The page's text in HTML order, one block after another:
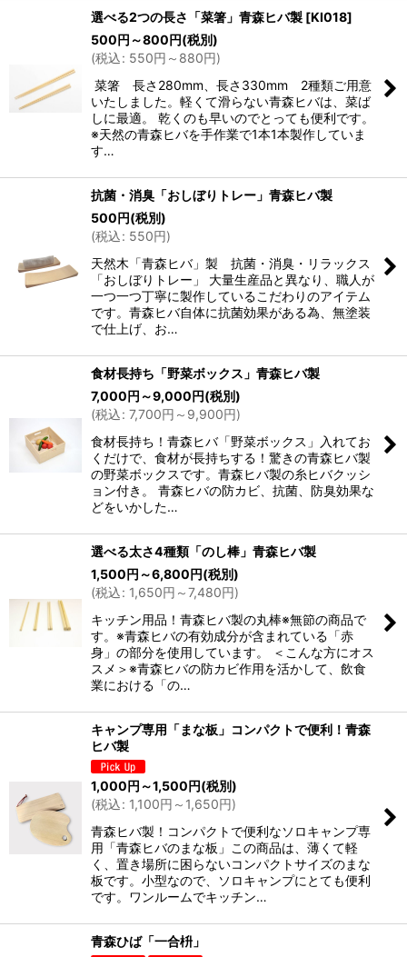
選べる2つの長さ「菜箸」青森ヒバ製 [KI018]
500円 ～800円(税別)
(税込: 550円 ～880円)
菜箸 長さ280mm、長さ330mm 2種類ご用意
いたしました。軽くて滑らない青森ヒバは、菜ば
しに最適。 乾くのも早いのでとっても便利です。
※天然の青森ヒバを手作業で1本1本製作していま
す…
抗菌・消臭「おしぼりトレー」青森ヒバ製
500円(税別)
(税込: 550円)
天然木「青森ヒバ」製 抗菌・消臭・リラックス
「おしぼりトレー」 大量生産品と異なり、職人が
一つ一つ丁寧に製作しているこだわりのアイテム
です。青森ヒバ自体に抗菌効果がある為、無塗装
で仕上げ、お…
食材長持ち「野菜ボックス」青森ヒバ製
7,000円 ～9,000円(税別)
(税込: 7,700円 ～9,900円)
食材長持ち！青森ヒバ「野菜ボックス」入れてお
くだけで、食材が長持ちする！驚きの青森ヒバ製
の野菜ボックスです。青森ヒバ製の糸ヒバクッシ
ョン付き。 青森ヒバの防カビ、抗菌、防臭効果な
どをいかした…
選べる太さ4種類「のし棒」青森ヒバ製
1,500円 ～6,800円(税別)
(税込: 1,650円 ～7,480円)
キッチン用品！青森ヒバ製の丸棒※無節の商品で
す。※青森ヒバの有効成分が含まれている「赤
身」の部分を使用しています。 ＜こんな方にオス
スメ＞※青森ヒバの防カビ作用を活かして、飲食
業における「の…
キャンプ専用「まな板」コンパクトで便利！青森
ヒバ製
1,000円 ～1,500円(税別)
(税込: 1,100円 ～1,650円)
青森ヒバ製！コンパクトで便利なソロキャンプ専
用「青森ヒバのまな板」この商品は、薄くて軽
く、置き場所に困らないコンパクトサイズのまな
板です。小型なので、ソロキャンプにとても便利
です。ワンルームでキッチン…
青森ひば「一合枡」